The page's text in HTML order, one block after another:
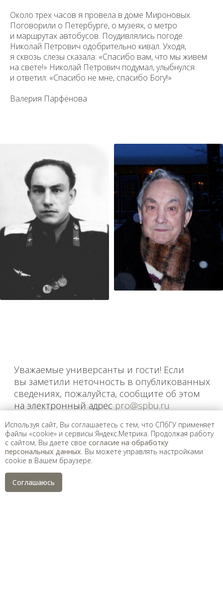
Около трех часов я провела в доме Мироновых.
Поговорили о Петербурге, о музеях, о метро
и маршрутах автобусов. Поудивлялись погоде.
Николай Петрович одобрительно кивал. Уходя,
я сквозь слезы сказала: «Спасибо вам, что мы живем
на свете!» Николай Петрович подумал, улыбнулся
и ответил: «Спасибо не мне, спасибо Богу!»
Валерия Парфёнова
физических и юридических лиц, включенных
Министерством юстиции Российской Федерации в реестр
иностранных агентов, а также организаций, признанных
экстремистскими и запрещенных на территории
Российской Федерации.
Используя сайт, Вы соглашаетесь с тем, что СПбГУ применяет
файлы «cookie» и сервисы Яндекс.Метрика. Продолжая работу
с сайтом, Вы даете свое согласие на обработку
персональных данных . Вы можете управлять настройками
cookie в Вашем браузере.
Соглашаюсь